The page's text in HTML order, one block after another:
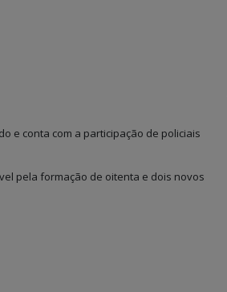
e conta com a participação de policiais
pela formação de oitenta e dois novos